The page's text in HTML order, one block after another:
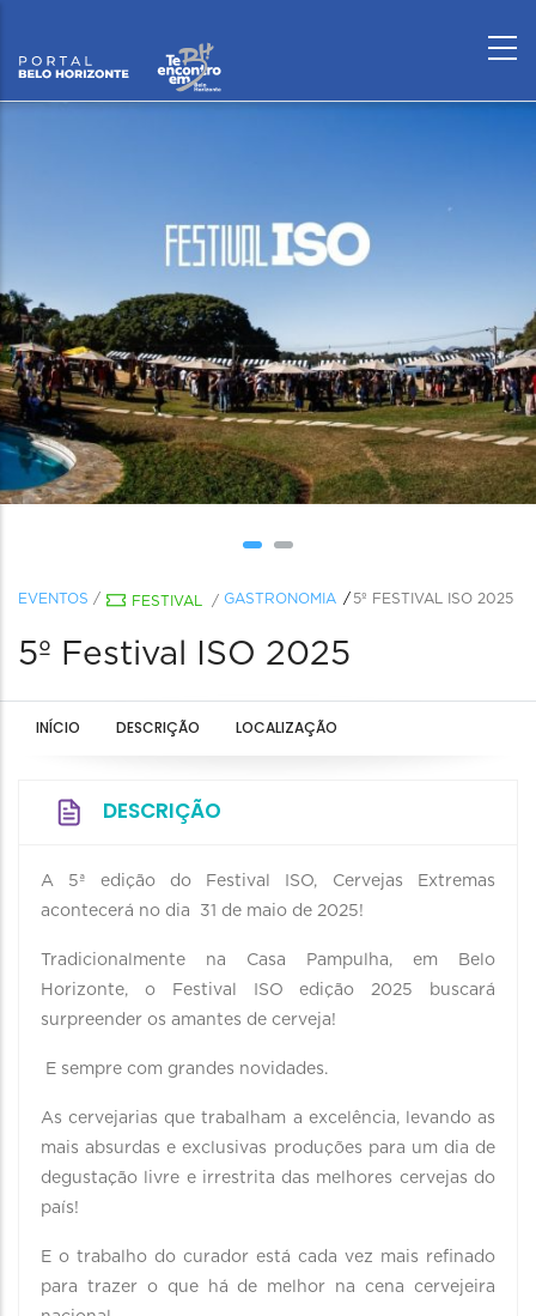
EVENTOS / FESTIVAL / GASTRONOMIA 5º FESTIVAL ISO 2025
5º Festival ISO 2025
INÍCIO DESCRIÇÃO LOCALIZAÇÃO
DESCRIÇÃO
A 5ª edição do Festival ISO, Cervejas Extremas
acontecerá no dia 31 de maio de 2025!
Tradicionalmente na Casa Pampulha, em Belo
Horizonte, o Festival ISO edição 2025 buscará
surpreender os amantes de cerveja!
E sempre com grandes novidades.
As cervejarias que trabalham a excelência, levando as
mais absurdas e exclusivas produções para um dia de
degustação livre e irrestrita das melhores cervejas do
país!
E o trabalho do curador está cada vez mais refinado
para trazer o que há de melhor na cena cervejeira